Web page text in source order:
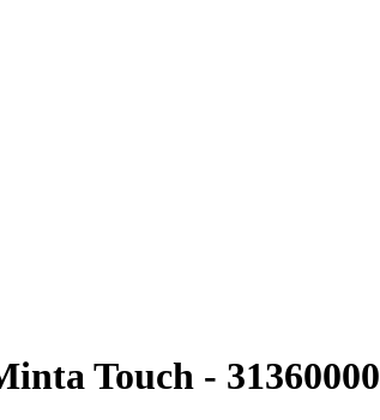
Touch - 31360000